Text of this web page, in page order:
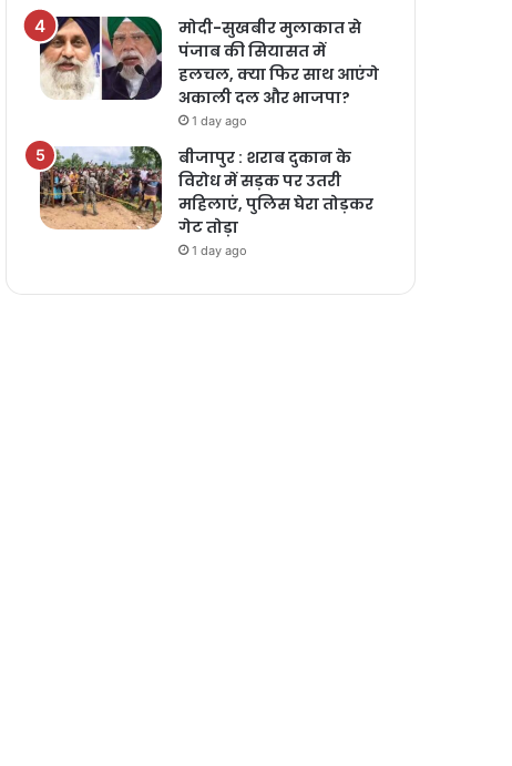
मोदी-सुखबीर मुलाकात से
पंजाब की सियासत में
हलचल, क्या फिर साथ आएंगे
अकाली दल और भाजपा?
1 day ago
बीजापुर : शराब दुकान के
विरोध में सड़क पर उतरी
महिलाएं, पुलिस घेरा तोड़कर
गेट तोड़ा
1 day ago